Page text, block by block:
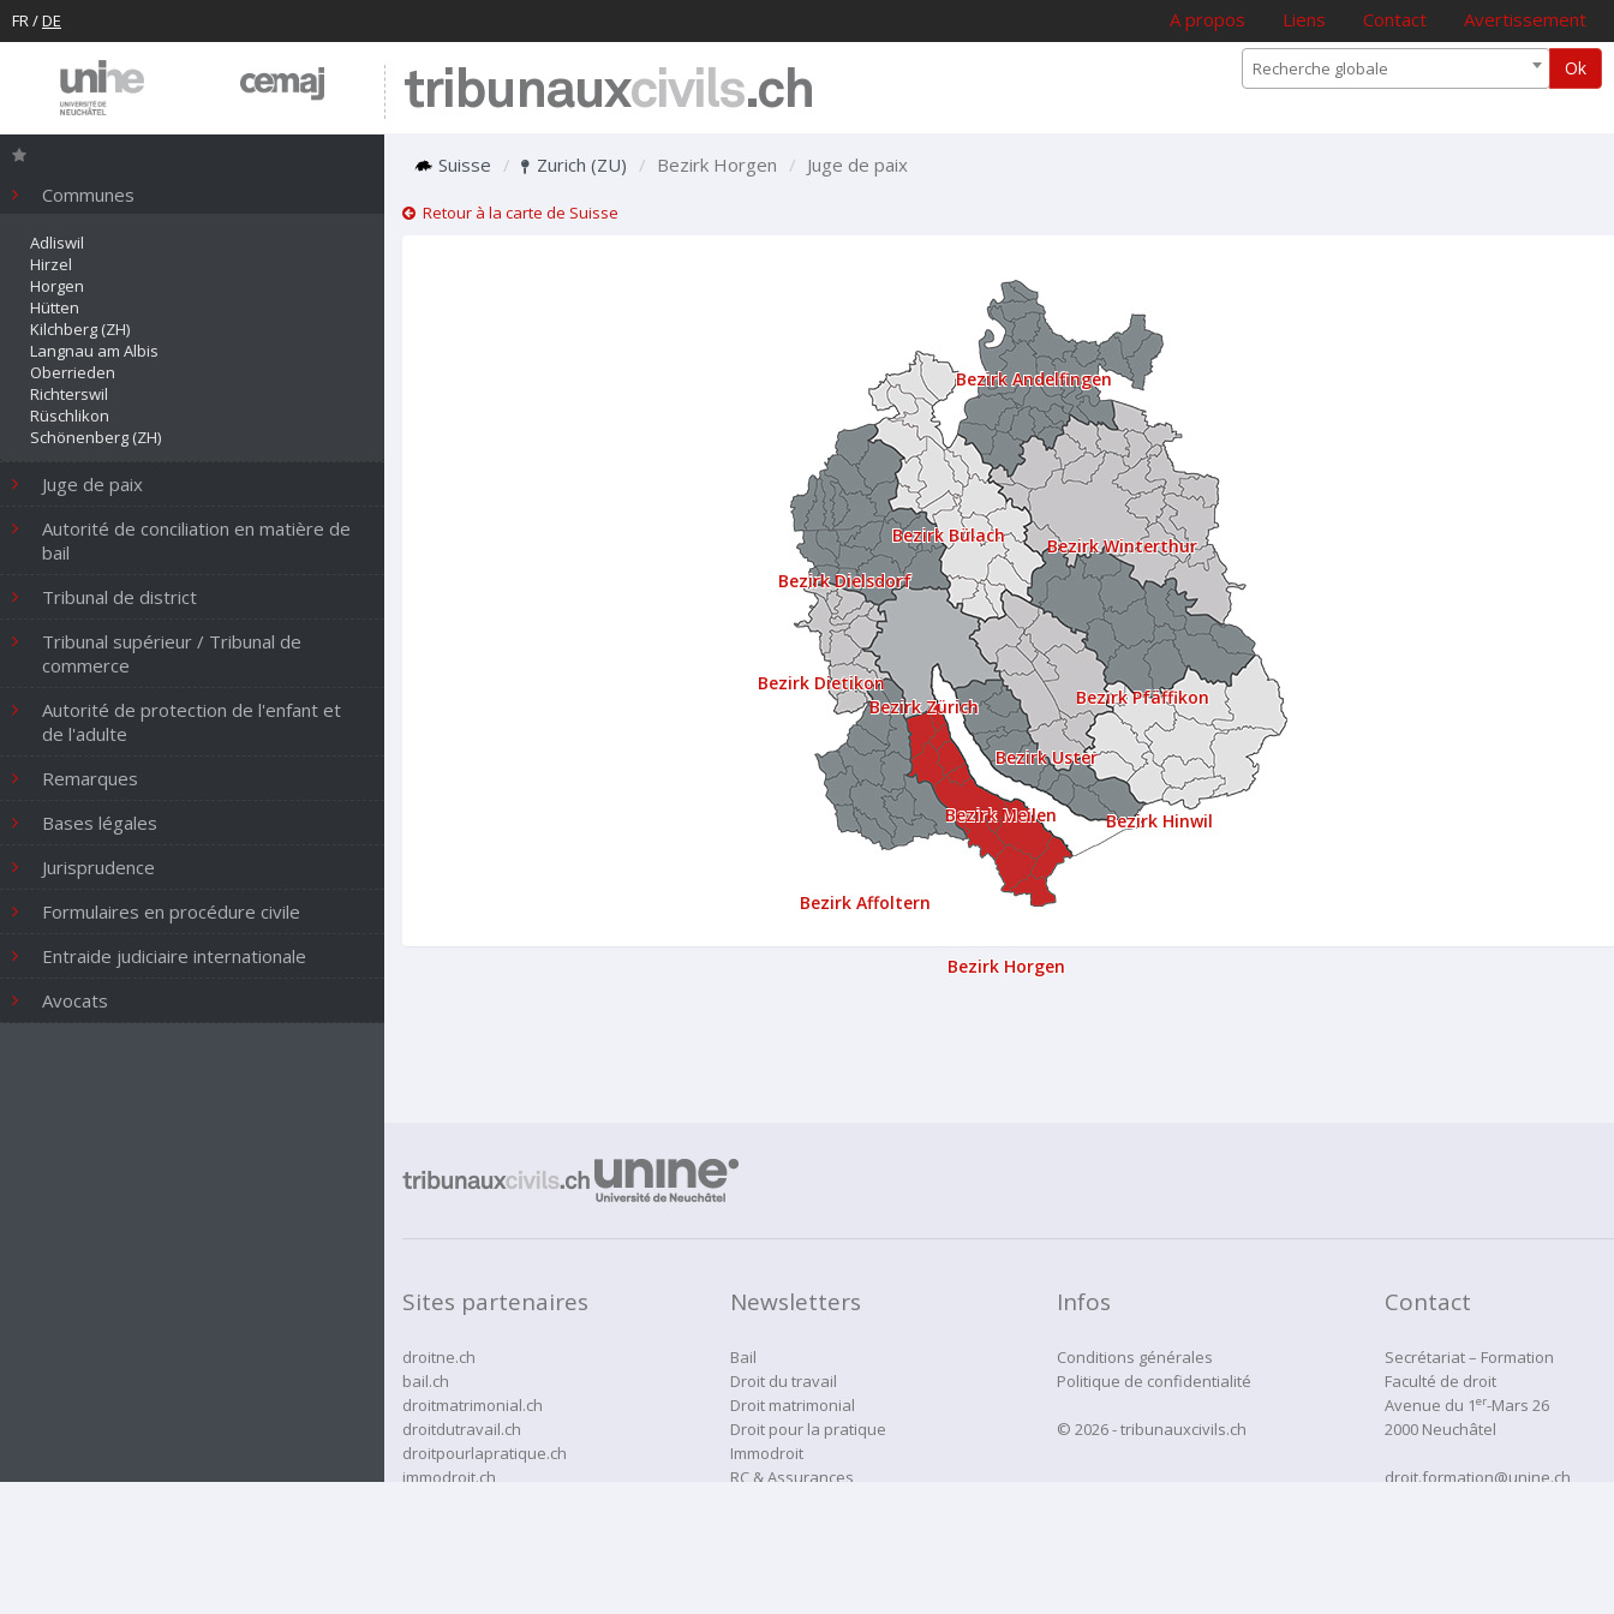
FR/DE A propos Liens Contact Avertissement
tribunauxcivils.ch Recherche globale Ok
Communes
Adliswil
Hirzel
Horgen
Hütten
Kilchberg (ZH)
Langnau am Albis
Oberrieden
Richterswil
Rüschlikon
Schönenberg (ZH)
Wädenswil
Juge de paix
Autorité de conciliation en matière de
bail
Tribunal de district
Tribunal supérieur / Tribunal de
commerce
Autorité de protection de l'enfant et
de l'adulte
Remarques
Bases légales
Jurisprudence
Formulaires en procédure civile
Entraide judiciaire internationale
Avocats
Suisse Zurich (ZU) Bezirk Horgen Juge de paix
Retour à la carte de Suisse
Bezirk Affoltern
Bezirk Andelfingen
Bezirk Bülach
Bezirk Dielsdorf
Bezirk Hinwil
Bezirk Horgen
Bezirk Meilen
Bezirk Pfäffikon
Bezirk Uster
Bezirk Winterthur
Bezirk Dietikon
Bezirk Zürich
Sites partenaires
droitne.ch
bail.ch
droitmatrimonial.ch
droitdutravail.ch
droitpourlapratique.ch
immodroit.ch
Newsletters
Bail
Droit du travail
Droit matrimonial
Droit pour la pratique
Immodroit
RC & Assurances
Infos
Conditions générales
Politique de confidentialité
© 2026 - tribunauxcivils.ch
Contact
Secrétariat – Formation
Faculté de droit
Avenue du 1er-Mars 26
2000 Neuchâtel
droit.formation@unine.ch